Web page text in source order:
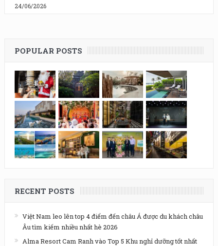
24/06/2026
POPULAR POSTS
RECENT POSTS
Việt Nam leo lên top 4 điểm đến châu Á được du khách châu
Âu tìm kiếm nhiều nhất hè 2026
Alma Resort Cam Ranh vào Top 5 Khu nghỉ dưỡng tốt nhất